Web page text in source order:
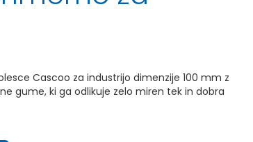
Cascoo za industrijo dimenzije 100 mm z
gume, ki ga odlikuje zelo miren tek in dobra